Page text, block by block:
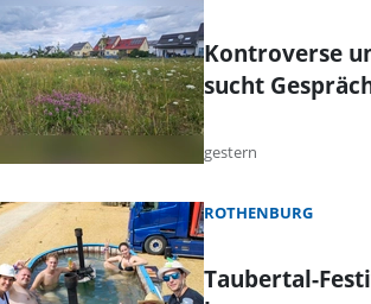
Kontroverse
sucht
gestern
ROTHENBURG
Taubertal-